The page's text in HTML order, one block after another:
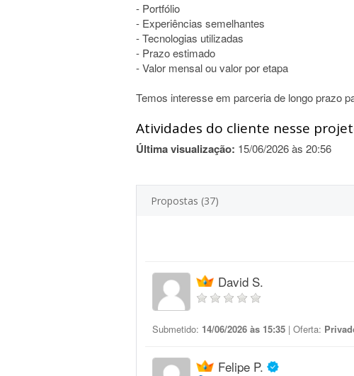
- Portfólio
- Experiências semelhantes
- Tecnologias utilizadas
- Prazo estimado
- Valor mensal ou valor por etapa
Temos interesse em parceria de longo prazo
Atividades do cliente nesse
Última visualização: 15/06/2026 às 20:56
Propostas (37)
David S.
Submetido: 14/06/2026 às 15:35 | Oferta:
Felipe P.